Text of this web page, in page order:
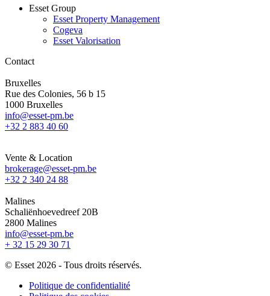
FooterEsset Group
Esset Property Management
Cogeva
Esset Valorisation
Contact
Bruxelles
Rue des Colonies, 56 b 15
1000 Bruxelles
info@esset-pm.be
+32 2 883 40 60
Vente & Location
brokerage@esset-pm.be
+32 2 340 24 88
Malines
Schaliënhoevedreef 20B
2800 Malines
info@esset-pm.be
+ 32 15 29 30 71
© Esset 2026 - Tous droits réservés.
FooterPolitique de confidentialité